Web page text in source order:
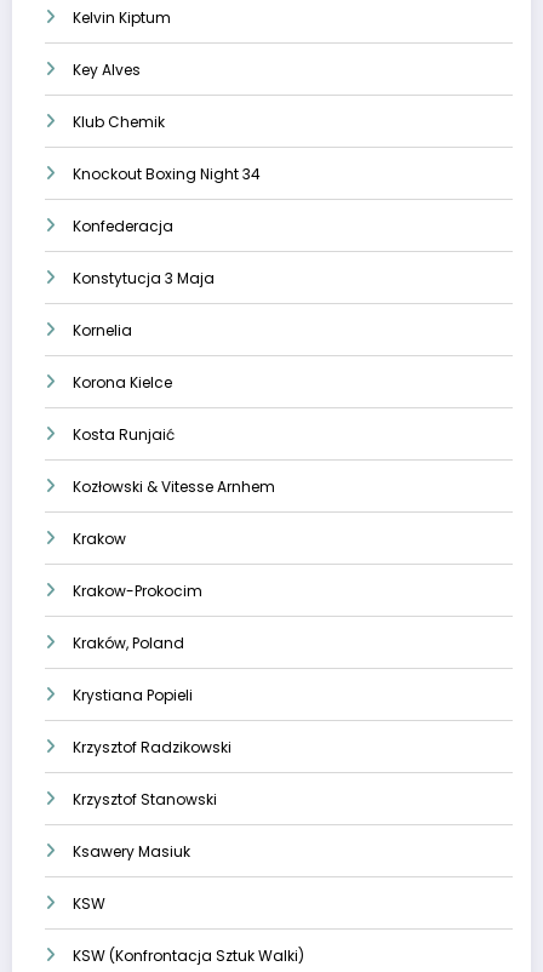
Kelvin Kiptum
Key Alves
Klub Chemik
Knockout Boxing Night 34
Konfederacja
Konstytucja 3 Maja
Kornelia
Korona Kielce
Kosta Runjaić
Kozłowski & Vitesse Arnhem
Krakow
Krakow-Prokocim
Kraków, Poland
Krystiana Popieli
Krzysztof Radzikowski
Krzysztof Stanowski
Ksawery Masiuk
KSW
KSW (Konfrontacja Sztuk Walki)